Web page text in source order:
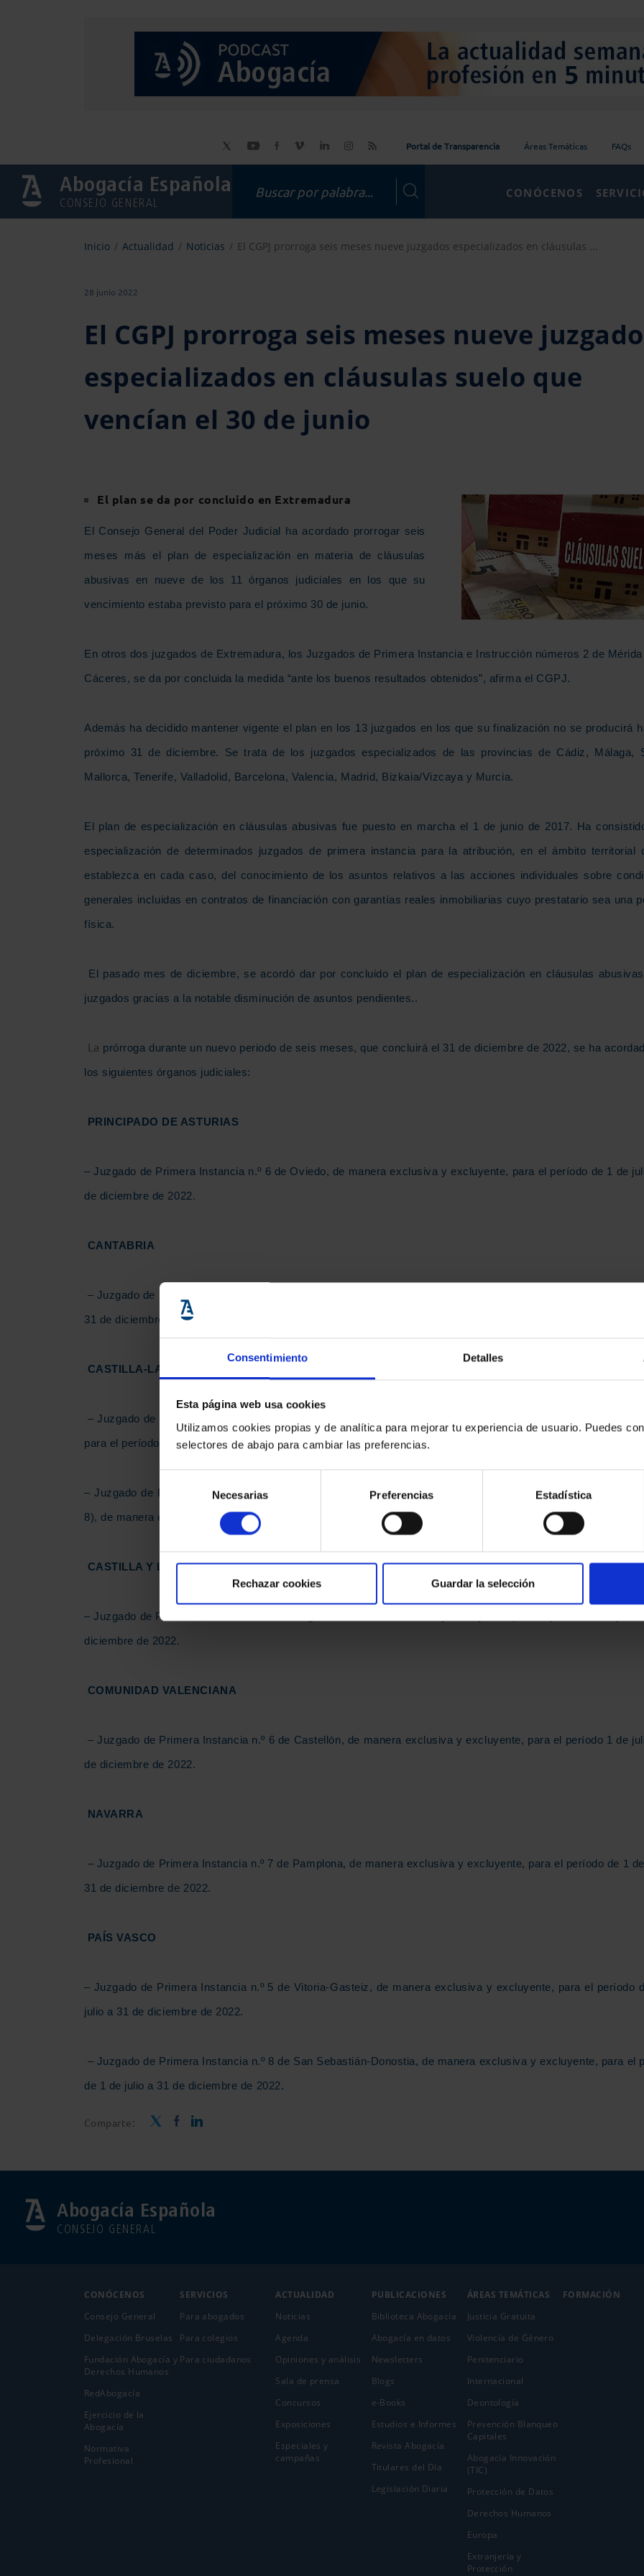
Consentimiento Detalles
Esta página web usa cookies
Utilizamos cookies propias y de analítica para mejorar tu experiencia de usuario. Puedes
selectores de abajo para cambiar las preferencias.
de
consentimiento
Necesarias Preferencias Estadística
Rechazar cookies Guardar la selección
Portal de Transparencia Áreas Temáticas FAQs
Abogacía Española
CONSEJO GENERAL
CONÓCENOS
Inicio Actualidad Noticias El CGPJ prorroga seis meses nueve juzgados especializados en cláusulas ...
28 junio 2022
El CGPJ prorroga seis meses nueve
especializados en cláusulas suelo que
vencían el 30 de junio
El plan se da por concluido en Extremadura
El Consejo General del Poder Judicial ha acordado prorrogar seis
meses más el plan de especialización en materia de cláusulas
abusivas en nueve de los 11 órganos judiciales en los que su
vencimiento estaba previsto para el próximo 30 de junio.
En otros dos juzgados de Extremadura, los Juzgados de Primera Instancia e Instrucción números 2 de
Cáceres, se da por concluida la medida “ante los buenos resultados obtenidos”, afirma el CGPJ.
Además ha decidido mantener vigente el plan en los 13 juzgados en los que su finalización no se producirá
próximo 31 de diciembre. Se trata de los juzgados especializados de las provincias de Cádiz, Málaga,
Mallorca, Tenerife, Valladolid, Barcelona, Valencia, Madrid, Bizkaia/Vizcaya y Murcia.
El plan de especialización en cláusulas abusivas fue puesto en marcha el 1 de junio de 2017. Ha
especialización de determinados juzgados de primera instancia para la atribución, en el ámbito territorial
establezca en cada caso, del conocimiento de los asuntos relativos a las acciones individuales sobre
generales incluidas en contratos de financiación con garantías reales inmobiliarias cuyo prestatario sea una
física.
El pasado mes de diciembre, se acordó dar por concluido el plan de especialización en cláusulas
juzgados gracias a la notable disminución de asuntos pendientes..
La prórroga durante un nuevo periodo de seis meses, que concluirá el 31 de diciembre de 2022, se ha
los siguientes órganos judiciales:
PRINCIPADO DE ASTURIAS
– Juzgado de Primera Instancia n.º 6 de Oviedo, de manera exclusiva y excluyente, para el período de 1 de
de diciembre de 2022.
CANTABRIA
– Juzgado de Primera Instancia n.º 2 de Santander, de manera exclusiva y excluyente, para el periodo de 1 de
31 de diciembre de 2022.
CASTILLA-LA MANCHA
– Juzgado de Primera Instancia e Instrucción n.º 3 Ciudad Real, de manera exclusiva y excluyente, en
para el período 1 de julio a 31 de diciembre de 2022.
– Juzgado de Primera Instancia e Instrucción n.º 5 de Toledo (antiguo juzgado de primera instancia e
8), de manera exclusiva y excluyente, para el período 1 de julio a 31 de diciembre de 2022.
CASTILLA Y LEÓN
– Juzgado de Primera Instancia n.º 4 de Burgos, de manera exclusiva y excluyente, para el período 1 de julio a
diciembre de 2022.
COMUNIDAD VALENCIANA
– Juzgado de Primera Instancia n.º 6 de Castellón, de manera exclusiva y excluyente, para el período 1 de
de diciembre de 2022.
NAVARRA
– Juzgado de Primera Instancia n.º 7 de Pamplona, de manera exclusiva y excluyente, para el período de 1
31 de diciembre de 2022.
PAÍS VASCO
– Juzgado de Primera Instancia n.º 5 de Vitoria-Gasteiz, de manera exclusiva y excluyente, para el período
julio a 31 de diciembre de 2022.
– Juzgado de Primera Instancia n.º 8 de San Sebastián-Donostia, de manera exclusiva y excluyente, para el
de 1 de julio a 31 de diciembre de 2022.
Comparte:
Abogacía Española
CONSEJO GENERAL
CONÓCENOS
Consejo General
Delegación Bruselas
Fundación Abogacía y
Derechos Humanos
RedAbogacía
Ejercicio de la
Abogací­a
Normativa
Profesional
SERVICIOS
Para abogados
Para colegios
Para ciudadanos
ACTUALIDAD
Noticias
Agenda
Opiniones y análisis
Sala de prensa
Concursos
Exposiciones
Especiales y
campañas
PUBLICACIONES
Biblioteca Abogacía
Abogacía en datos
Newsletters
Blogs
e-Books
Estudios e Informes
Revista Abogacía
Titulares del Día
Legislación Diaria
ÁREAS TEMÁTICAS
Justicia Gratuita
Violencia de Género
Penitenciario
Internacional
Deontología
Prevención Blanqueo
Capitales
Abogacía Innovación
(TIC)
Protección de Datos
Derechos Humanos
Europa
Extranjería y
Protección
FORMACIÓN